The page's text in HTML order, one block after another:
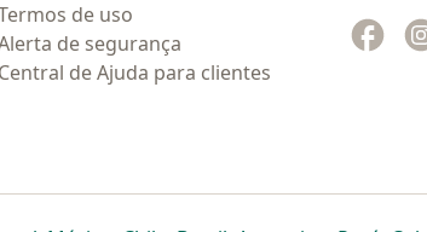
de uso
de segurança
Central de Ajuda para clientes